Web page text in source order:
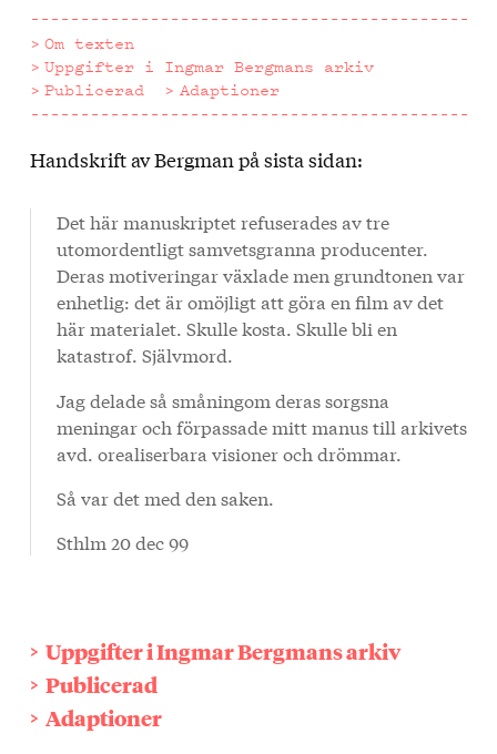
Om texten
Uppgifter i Ingmar Bergmans arkiv
Publicerad
Adaptioner
Om
texten
Handskrift av Bergman på sista sidan:
Det här manuskriptet refuserades av tre
utomordentligt samvetsgranna producenter.
Deras motiveringar växlade men grundtonen var
enhetlig: det är omöjligt att göra en film av det
här materialet. Skulle kosta. Skulle bli en
katastrof. Självmord.
Jag delade så småningom deras sorgsna
meningar och förpassade mitt manus till arkivets
avd. orealiserbara visioner och drömmar.
Så var det med den saken.
Sthlm 20 dec 99
Uppgifter i Ingmar Bergmans arkiv
Publicerad
Adaptioner